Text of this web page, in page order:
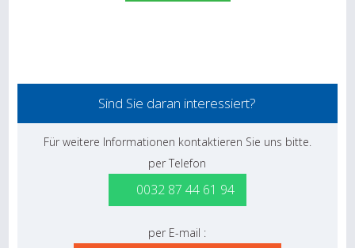
Sind Sie daran interessiert?
Für weitere Informationen kontaktieren Sie uns bitte.
per Telefon
0032 87 44 61 94
per E-mail :